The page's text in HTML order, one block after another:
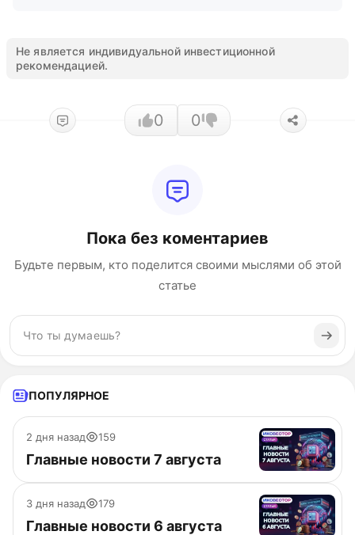
Не является индивидуальной инвестиционной
рекомендацией.
0 0
Пока без коментариев
Будьте первым, кто поделится своими мыслями об этой
статье
ПОПУЛЯРНОЕ
2 дня назад 159
Главные новости 7 августа
3 дня назад 179
Главные новости 6 августа